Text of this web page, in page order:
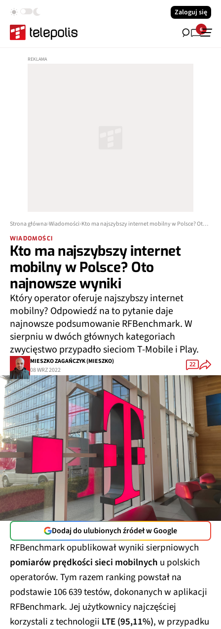
Zaloguj się
6
Strona główna Wiadomości Kto ma najszybszy internet mobilny w Polsce? Oto najnowsze wyniki
WIADOMOŚCI
Kto ma najszybszy internet
mobilny w Polsce? Oto
najnowsze wyniki
Który operator oferuje najszybszy internet
mobilny? Odpowiedź na to pytanie daje
najnowsze podsumowanie RFBenchmark. W
sierpniu w dwóch głównych kategoriach
zwycięstwo przypadło sieciom T-Mobile i Play.
MIESZKO ZAGAŃCZYK (MIESZKO)
08 WRZ 2022
22
Dodaj do ulubionych źródeł w Google
RFBenchmark opublikował wyniki sierpniowych
pomiarów prędkości sieci mobilnych u polskich
operatorów. Tym razem ranking powstał na
podstawie 106 639 testów, dokonanych w aplikacji
RFBenchmark. Jej użytkownicy najczęściej
korzystali z technologii LTE (95,11%), w przypadku